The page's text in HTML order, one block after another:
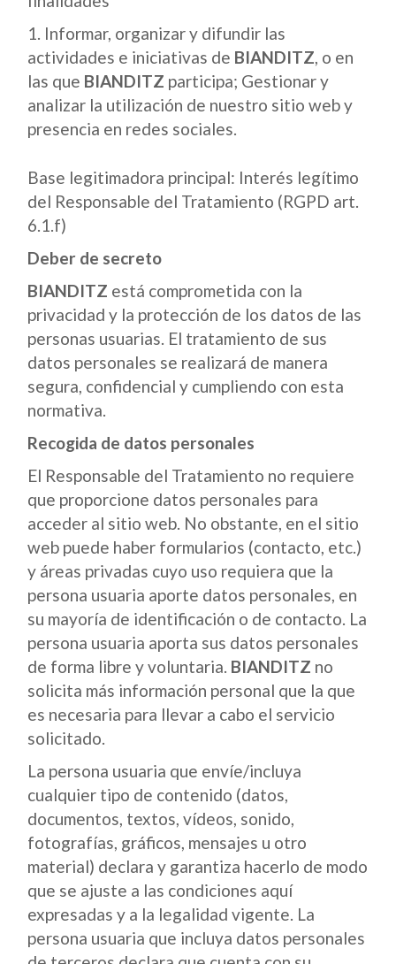
Informar, organizar y difundir las
actividades e iniciativas de BIANDITZ , o en
las que BIANDITZ participa; Gestionar y
analizar la utilización de nuestro sitio web y
presencia en redes sociales.
Base legitimadora principal: Interés legítimo
del Responsable del Tratamiento (RGPD art.
6.1.f)
Deber de secreto
BIANDITZ está comprometida con la
privacidad y la protección de los datos de las
personas usuarias. El tratamiento de sus
datos personales se realizará de manera
segura, confidencial y cumpliendo con esta
normativa.
Recogida de datos personales
El Responsable del Tratamiento no requiere
que proporcione datos personales para
acceder al sitio web. No obstante, en el sitio
web puede haber formularios (contacto, etc.)
y áreas privadas cuyo uso requiera que la
persona usuaria aporte datos personales, en
su mayoría de identificación o de contacto. La
persona usuaria aporta sus datos personales
de forma libre y voluntaria. BIANDITZ no
solicita más información personal que la que
es necesaria para llevar a cabo el servicio
solicitado.
La persona usuaria que envíe/incluya
cualquier tipo de contenido (datos,
documentos, textos, vídeos, sonido,
fotografías, gráficos, mensajes u otro
material) declara y garantiza hacerlo de modo
que se ajuste a las condiciones aquí
expresadas y a la legalidad vigente. La
persona usuaria que incluya datos personales